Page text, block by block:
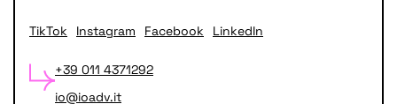
TikTok Instagram Facebook LinkedIn
+39 011 4371292
io@ioadv.it